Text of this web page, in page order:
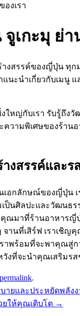
งเรา
เกะมุ ย่
สรรค์ของญี่ปุ่น ทุก
แนะนำเกี่ยวกับเม
หญ่กับเรา รับรู้ถึง
ความพิเศษของร้าน
างสรรค์และ
อกลักษณ์ของญี่ปุ่น
ป็นศิลปะและวัฒน
ณมาที่ร้านอาหาร
านที่เสิร์ฟ เราเชิ
พร้อมที่จะพาคุณสู่
งที่จะนำคุณเสริมร
permalink.
ายและประหยัดพลัง
ยให้คุณเติบโต →